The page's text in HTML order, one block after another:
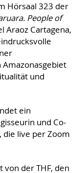
Hörsaal 323 der
People of
Araoz Cartagena,
und
ein
und Co-
die live per Zoom
der THF, den